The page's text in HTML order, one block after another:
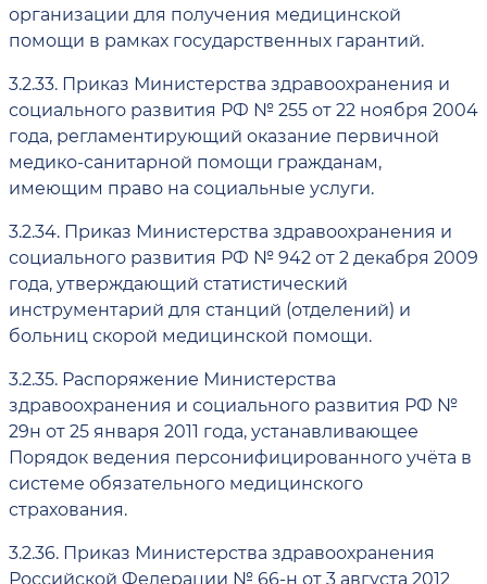
организации для получения медицинской
помощи в рамках государственных гарантий.
3.2.33. Приказ Министерства здравоохранения и
социального развития РФ № 255 от 22 ноября 2004
года, регламентирующий оказание первичной
медико-санитарной помощи гражданам,
имеющим право на социальные услуги.
3.2.34. Приказ Министерства здравоохранения и
социального развития РФ № 942 от 2 декабря 2009
года, утверждающий статистический
инструментарий для станций (отделений) и
больниц скорой медицинской помощи.
3.2.35. Распоряжение Министерства
здравоохранения и социального развития РФ №
29н от 25 января 2011 года, устанавливающее
Порядок ведения персонифицированного учёта в
системе обязательного медицинского
страхования.
3.2.36. Приказ Министерства здравоохранения
Российской Федерации № 66-н от 3 августа 2012